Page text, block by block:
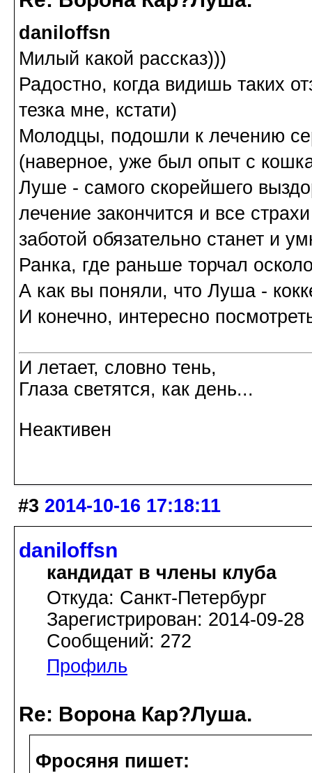
daniloffsn
Милый какой рассказ)))
Радостно, когда видишь таких
тезка мне, кстати)
Молодцы, подошли к лечению
(наверное, уже был опыт с
Луше - самого скорейшего
лечение закончится и все
заботой обязательно станет и
Ранка, где раньше торчал
А как вы поняли, что Луша -
И конечно, интересно
И летает, словно тень,
Глаза светятся, как день...
Неактивен
#3 2014-10-16 17:18:11
daniloffsn
кандидат в члены клуба
Откуда: Санкт-Петербург
Зарегистрирован: 2014-09-28
Сообщений: 272
Профиль
Re: Ворона Кар?Луша.
Фросяня пишет: